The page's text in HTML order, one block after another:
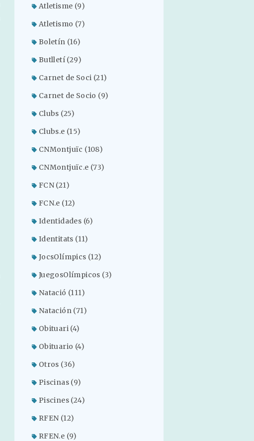
Atletisme (9)
Atletismo (7)
Boletín (16)
Butlletí (29)
Carnet de Soci (21)
Carnet de Socio (9)
Clubs (25)
Clubs.e (15)
CNMontjuïc (108)
CNMontjuïc.e (73)
FCN (21)
FCN.e (12)
Identidades (6)
Identitats (11)
JocsOlímpics (12)
JuegosOlímpicos (3)
Natació (111)
Natación (71)
Obituari (4)
Obituario (4)
Otros (36)
Piscinas (9)
Piscines (24)
RFEN (12)
RFEN.e (9)